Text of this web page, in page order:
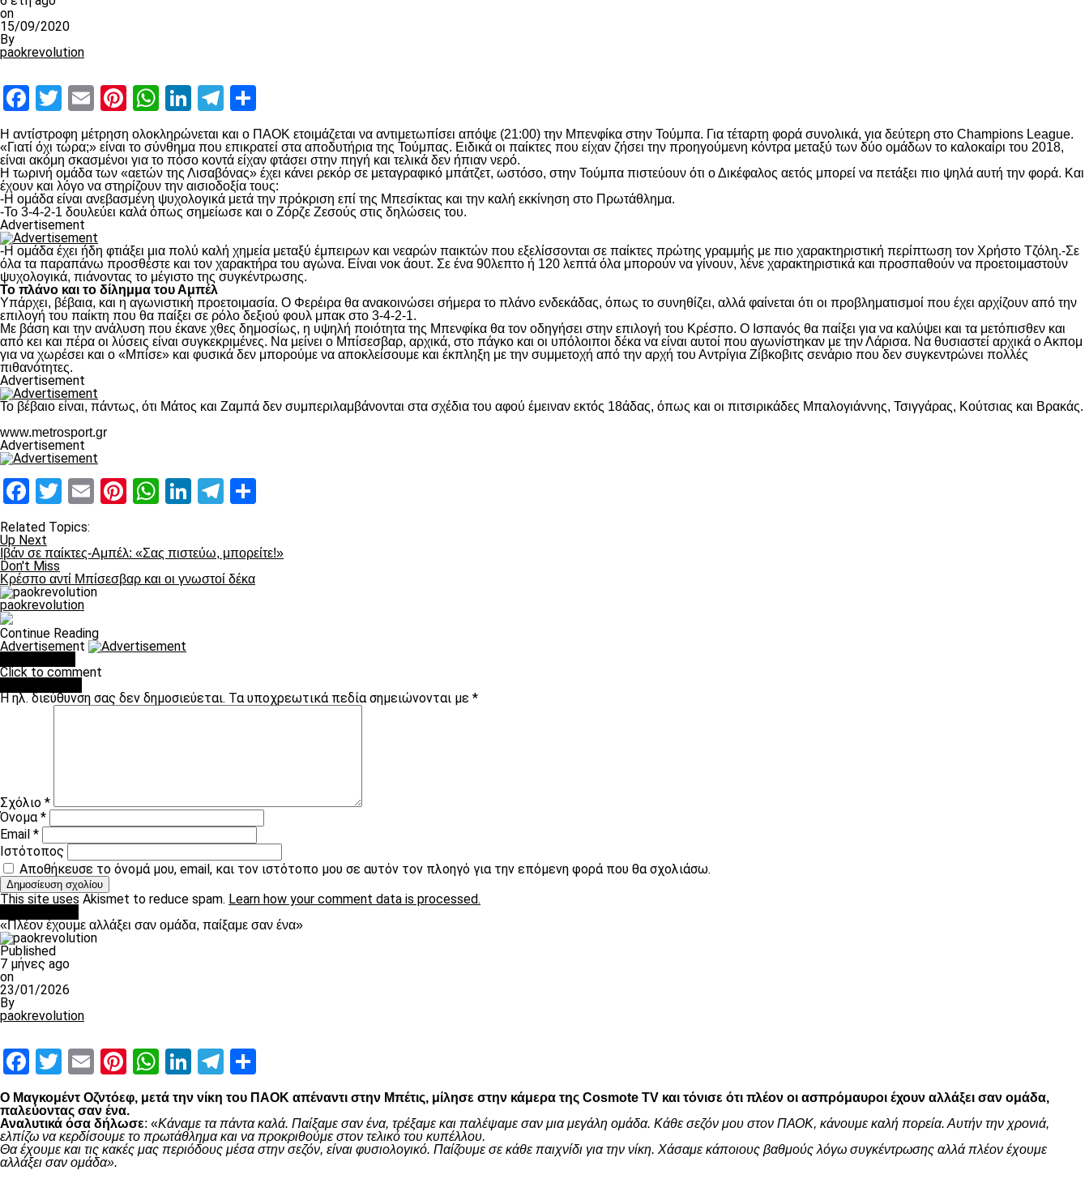
on
15/09/2020
By
paokrevolution
Facebook
Twitter
EmailPinterest
WhatsApp
LinkedIn
Telegram
Η αντίστροφη μέτρηση ολοκληρώνεται και ο ΠΑΟΚ ετοιμάζεται να αντιμετωπίσει απόψε (21:00) την Μπενφίκα στην Τούμπα. Για τέταρτη φορά συνολικά, για δεύτερη στο Champions League.
«Γιατί όχι τώρα;» είναι το σύνθημα που επικρατεί στα αποδυτήρια της Τούμπας. Ειδικά οι παίκτες που είχαν ζήσει την προηγούμενη κόντρα μεταξύ των δύο ομάδων το καλοκαίρι του 2018,
είναι ακόμη σκασμένοι για το πόσο κοντά είχαν φτάσει στην πηγή και τελικά δεν ήπιαν νερό.
Η τωρινή ομάδα των «αετών της Λισαβόνας» έχει κάνει ρεκόρ σε μεταγραφικό μπάτζετ, ωστόσο, στην Τούμπα πιστεύουν ότι ο Δικέφαλος αετός μπορεί να πετάξει πιο ψηλά αυτή την φορά. Και
έχουν και λόγο να στηρίζουν την αισιοδοξία τους:
-Η ομάδα είναι ανεβασμένη ψυχολογικά μετά την πρόκριση επί της Μπεσίκτας και την καλή εκκίνηση στο Πρωτάθλημα.
-Το 3-4-2-1 δουλεύει καλά όπως σημείωσε και ο Ζόρζε Ζεσούς στις δηλώσεις του.
Advertisement
-Η ομάδα έχει ήδη φτιάξει μια πολύ καλή χημεία μεταξύ έμπειρων και νεαρών παικτών που εξελίσσονται σε παίκτες πρώτης γραμμής με πιο χαρακτηριστική περίπτωση τον Χρήστο Τζόλη.-Σε
όλα τα παραπάνω προσθέστε και τον χαρακτήρα του αγώνα. Είναι νοκ άουτ. Σε ένα 90λεπτο ή 120 λεπτά όλα μπορούν να γίνουν, λένε χαρακτηριστικά και προσπαθούν να προετοιμαστούν
ψυχολογικά, πιάνοντας το μέγιστο της συγκέντρωσης.
Το πλάνο και το δίλημμα του Αμπέλ
Υπάρχει, βέβαια, και η αγωνιστική προετοιμασία. Ο Φερέιρα θα ανακοινώσει σήμερα το πλάνο ενδεκάδας, όπως το συνηθίζει, αλλά φαίνεται ότι οι προβληματισμοί που έχει αρχίζουν από την
επιλογή του παίκτη που θα παίξει σε ρόλο δεξιού φουλ μπακ στο 3-4-2-1.
Με βάση και την ανάλυση που έκανε χθες δημοσίως, η υψηλή ποιότητα της Μπενφίκα θα τον οδηγήσει στην επιλογή του Κρέσπο. Ο Ισπανός θα παίξει για να καλύψει και τα μετόπισθεν και
από κει και πέρα οι λύσεις είναι συγκεκριμένες. Να μείνει ο Μπίσεσβαρ, αρχικά, στο πάγκο και οι υπόλοιποι δέκα να είναι αυτοί που αγωνίστηκαν με την Λάρισα. Να θυσιαστεί αρχικά ο Ακπομ
για να χωρέσει και ο «Μπίσε» και φυσικά δεν μπορούμε να αποκλείσουμε και έκπληξη με την συμμετοχή από την αρχή του Αντρίγια Ζίβκοβιτς σενάριο που δεν συγκεντρώνει πολλές
πιθανότητες.
Advertisement
Το βέβαιο είναι, πάντως, ότι Μάτος και Ζαμπά δεν συμπεριλαμβάνονται στα σχέδια του αφού έμειναν εκτός 18άδας, όπως και οι πιτσιρικάδες Μπαλογιάννης, Τσιγγάρας, Κούτσιας και Βρακάς.
www.metrosport.gr
Advertisement
Facebook
Twitter
EmailPinterest
WhatsApp
LinkedIn
Telegram
Related Topics:
Up Next
Ιβάν σε παίκτες-Αμπέλ: «Σας πιστεύω, μπορείτε!»
Don't Miss
Κρέσπο αντί Μπίσεσβαρ και οι γνωστοί δέκα
paokrevolution
Continue Reading
Advertisement
Click to comment
Η ηλ. διεύθυνση σας δεν δημοσιεύεται. Τα υποχρεωτικά πεδία σημειώνονται με *
Σχόλιο *
Όνομα*
Email *
Ιστότοπος
Αποθήκευσε το όνομά μου, email, και τον ιστότοπο μου σε αυτόν τον πλοηγό για την επόμενη φορά που θα σχολιάσω.
This site uses Akismet to reduce spam. Learn how your comment data is processed.
«Πλέον έχουμε αλλάξει σαν ομάδα, παίξαμε σαν ένα»
Published
7 μήνες ago
on
23/01/2026
By
paokrevolution
Facebook
Twitter
EmailPinterest
WhatsApp
LinkedIn
Telegram
Ο Μαγκομέντ Οζντόεφ, μετά την νίκη του ΠΑΟΚ απέναντι στην Μπέτις, μίλησε στην κάμερα της Cosmote TV και τόνισε ότι πλέον οι ασπρόμαυροι έχουν αλλάξει σαν ομάδα,
παλεύοντας σαν ένα.
Αναλυτικά όσα δήλωσε: «Κάναμε τα πάντα καλά. Παίξαμε σαν ένα, τρέξαμε και παλέψαμε σαν μια μεγάλη ομάδα. Κάθε σεζόν μου στον ΠΑΟΚ, κάνουμε καλή πορεία. Αυτήν την χρονιά,
ελπίζω να κερδίσουμε το πρωτάθλημα και να προκριθούμε στον τελικό του κυπέλλου.
Θα έχουμε και τις κακές μας περιόδους μέσα στην σεζόν, είναι φυσιολογικό. Παίζουμε σε κάθε παιχνίδι για την νίκη. Χάσαμε κάποιους βαθμούς λόγω συγκέντρωσης αλλά πλέον έχουμε
αλλάξει σαν ομάδα».